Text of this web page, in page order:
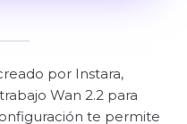
por Instara,
Wan 2.2 para
te permite